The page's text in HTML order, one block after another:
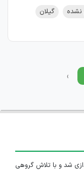
نشده گیلان
›
در تاریخ ۱۳۹۱/۱/۱۰ راه اندازی شد و با تلاش گروهی